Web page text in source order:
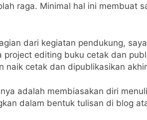
raga. Minimal hal ini membuat
dari kegiatan pendukung,
project editing buku cetak dan
naik cetak dan dipublikasikan
adalah membiasakan diri
dalam bentuk tulisan di blog